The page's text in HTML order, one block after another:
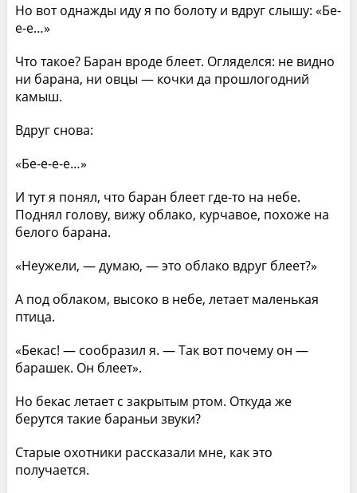
Но вот однажды иду я по болоту и вдруг слышу: «Бе-
е-е…»
Что такое? Баран вроде блеет. Огляделся: не видно
ни барана, ни овцы — кочки да прошлогодний
камыш.
Вдруг снова:
«Бе-е-е-е…»
И тут я понял, что баран блеет где-то на небе.
Поднял голову, вижу облако, курчавое, похоже на
белого барана.
«Неужели, — думаю, — это облако вдруг блеет?»
А под облаком, высоко в небе, летает маленькая
птица.
«Бекас! — сообразил я. — Так вот почему он —
барашек. Он блеет».
Но бекас летает с закрытым ртом. Откуда же
берутся такие бараньи звуки?
Старые охотники рассказали мне, как это
получается.